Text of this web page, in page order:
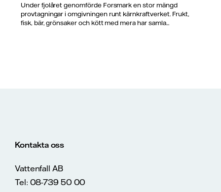
Under fjolåret genomförde Forsmark en stor mängd
provtagningar i omgivningen runt kärnkraftverket. Frukt,
fisk, bär, grönsaker och kött med mera har samla...
Kontakta oss
Vattenfall AB
Tel: 08-739 50 00